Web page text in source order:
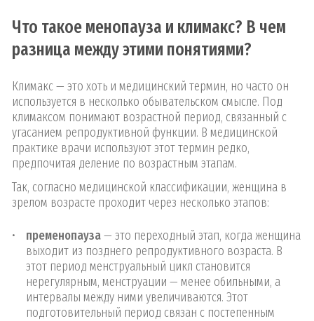
Что такое менопауза и климакс? В чем
разница между этими понятиями?
Климакс — это хоть и медицинский термин, но часто он
используется в несколько обывательском смысле. Под
климаксом понимают возрастной период, связанный с
угасанием репродуктивной функции. В медицинской
практике врачи используют этот термин редко,
предпочитая деление по возрастным этапам.
Так, согласно медицинской классификации, женщина в
зрелом возрасте проходит через несколько этапов:
пременопауза— это переходный этап, когда женщина
выходит из позднего репродуктивного возраста. В
этот период менструальный цикл становится
нерегулярным, менструации — менее обильными, а
интервалы между ними увеличиваются. Этот
подготовительный период связан с постепенным